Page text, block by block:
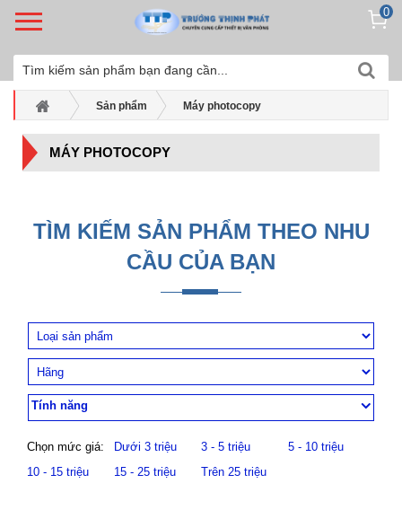
0
Sản phẩm Máy photocopy
MÁY PHOTOCOPY
TÌM KIẾM SẢN PHẨM THEO NHU
CẦU CỦA BẠN
Tính năng
Chọn mức giá: Dưới 3 triệu 3 - 5 triệu
5 - 10 triệu
10 - 15 triệu
15 - 25 triệu Trên 25 triệu